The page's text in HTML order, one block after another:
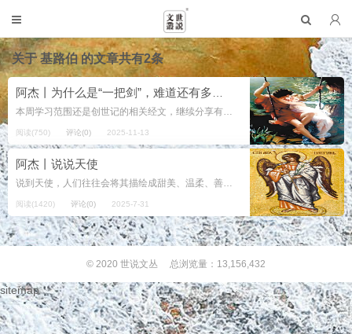
关于基路伯的文章共有2条
本周学习范围还是创世记的相关经文，继续分享有关中英文版本的不对应问题的笔记。 先看一段经文。 So he drove out the man; and he placed at the east of the gard...
阅读(750) 评论(0) 2025-11-13
阿杰丨说说天使
说到天使，人们往往会将其描绘成甜美、温柔、善良、像人一样的生物，它有着非凡的翅膀、白色的长袍、金色的光环和柔和的光芒。它似乎提供安慰，缓解我们的烦恼，有时还可以保护我们免受各种麻烦。 虽然圣经中没有说上述这种天使的形象是...
阅读(1420) 评论(0) 2025-7-31
© 2020 世说文丛 总浏览量：13,156,432
sitemap